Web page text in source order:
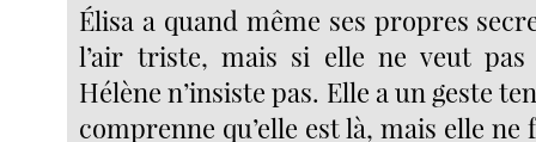
Élisa a quand même ses propres
l’air triste, mais si elle ne veut
Hélène n’insiste pas. Elle a un geste
comprenne qu’elle est là, mais elle